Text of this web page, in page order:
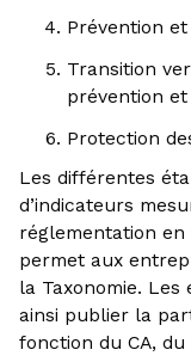
Prévention
Transition
prévention
Protection
Les différentes
d’indicateurs
réglementation
permet aux
la Taxonomie.
ainsi publier la
fonction du CA, du